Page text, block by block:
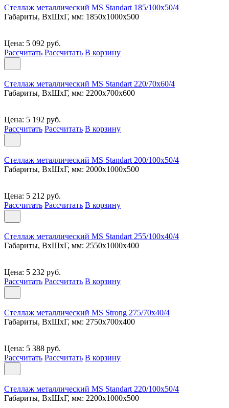
Стеллаж металлический MS Standart 185/100x50/4
Габариты, ВxШxГ, мм: 1850x1000x500
Цена: 5 092 руб.
Рассчитать Рассчитать В корзину
Стеллаж металлический MS Standart 220/70x60/4
Габариты, ВxШxГ, мм: 2200x700x600
Цена: 5 192 руб.
Рассчитать Рассчитать В корзину
Стеллаж металлический MS Standart 200/100x50/4
Габариты, ВxШxГ, мм: 2000x1000x500
Цена: 5 212 руб.
Рассчитать Рассчитать В корзину
Стеллаж металлический MS Standart 255/100x40/4
Габариты, ВxШxГ, мм: 2550x1000x400
Цена: 5 232 руб.
Рассчитать Рассчитать В корзину
Стеллаж металлический MS Strong 275/70x40/4
Габариты, ВxШxГ, мм: 2750x700x400
Цена: 5 388 руб.
Рассчитать Рассчитать В корзину
Стеллаж металлический MS Standart 220/100x50/4
Габариты, ВxШxГ, мм: 2200x1000x500